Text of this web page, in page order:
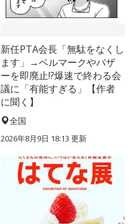
新任PTA会長「無駄をなくし
ます」→ベルマークやバザ
ーを即廃止!?爆速で終わる会
議に「有能すぎる」【作者
に聞く】
全国
2026年8月9日 18:13 更新